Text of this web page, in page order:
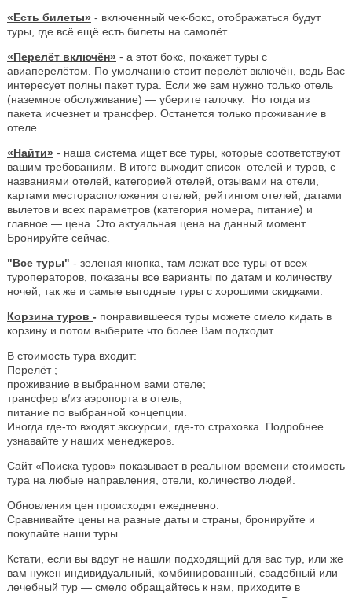
«Есть билеты» - включенный чек-бокс, отображаться будут
туры, где всё ещё есть билеты на самолёт.
«Перелёт включён» - а этот бокс, покажет туры с
авиаперелётом. По умолчанию стоит перелёт включён, ведь Вас
интересует полны пакет тура. Если же вам нужно только отель
(наземное обслуживание) — уберите галочку. Но тогда из
пакета исчезнет и трансфер. Останется только проживание в
отеле.
«Найти» - наша система ищет все туры, которые соответствуют
вашим требованиям. В итоге выходит список отелей и туров, с
названиями отелей, категорией отелей, отзывами на отели,
картами месторасположения отелей, рейтингом отелей, датами
вылетов и всех параметров (категория номера, питание) и
главное — цена. Это актуальная цена на данный момент.
Бронируйте сейчас.
"Все туры" - зеленая кнопка, там лежат все туры от всех
туроператоров, показаны все варианты по датам и количеству
ночей, так же и самые выгодные туры с хорошими скидками.
Корзина туров - понравившееся туры можете смело кидать в
корзину и потом выберите что более Вам подходит
В стоимость тура входит:
Перелёт ;
проживание в выбранном вами отеле;
трансфер в/из аэропорта в отель;
питание по выбранной концепции.
Иногда где-то входят экскурсии, где-то страховка. Подробнее
узнавайте у наших менеджеров.
Сайт «Поиска туров» показывает в реальном времени стоимость
тура на любые направления, отели, количество людей.
Обновления цен происходят ежедневно.
Сравнивайте цены на разные даты и страны, бронируйте и
покупайте наши туры.
Кстати, если вы вдруг не нашли подходящий для вас тур, или же
вам нужен индивидуальный, комбинированный, свадебный или
лечебный тур — смело обращайтесь к нам, приходите в